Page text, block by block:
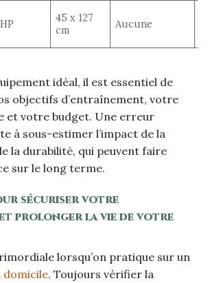
45 x 127
cm
Aucune
idéal, il est essentiel de
objectifs d’entraînement, votre
et votre budget. Une erreur
à sous-estimer l’impact de la
la durabilité, qui peuvent faire
sur le long terme.
sécuriser votre
prolonger la vie de votre
lorsqu’on pratique sur un
domicile. Toujours vérifier la